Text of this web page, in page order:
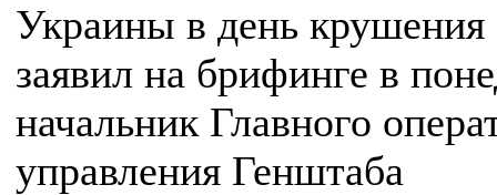
Украины в день
заявил на брифинге в
начальник Главного
управления Генштаба